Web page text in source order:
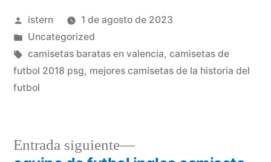
Publicado
por
istern
1 de agosto de 2023
Publicado
en
Uncategorized
Etiquetas:
camisetas baratas en valencia, camisetas de
futbol 2018 psg, mejores camisetas de la historia del
futbol
Entrada siguiente
Entrada